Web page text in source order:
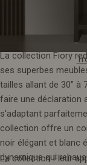
La collection Fiory
ses superbes
tailles allant de 30" à
faire une déclaration
s'adaptant
collection offre un
noir élégant et blanc
dynamique qui
La collection Fleur